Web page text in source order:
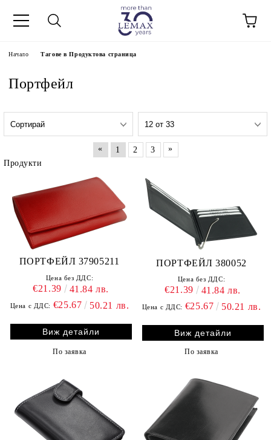
Начало Тагове в Продуктова страница
Портфейл
« 1 2 3
»
Продукти
ПОРТФЕЙЛ 37905211
Цена без ДДС:
€21.39 41.84 лв.
Цена с ДДС: €25.67 50.21 лв.
Виж детайли
По заявка
ПОРТФЕЙЛ 380052
Цена без ДДС:
€21.39 41.84 лв.
Цена с ДДС: €25.67 50.21 лв.
Виж детайли
По заявка